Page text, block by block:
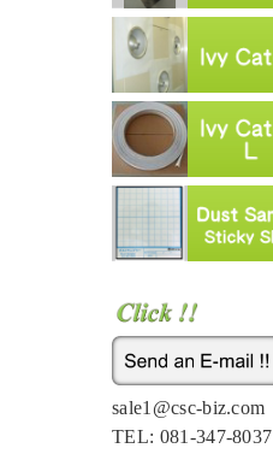
sale1@csc-biz.com
TEL: 081-347-8037